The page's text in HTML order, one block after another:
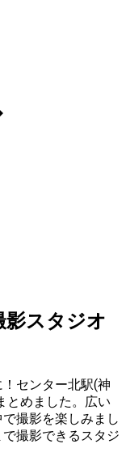
影スタジオ
センター北駅(神
とめました。広い
撮影を楽しみまし
撮影できるスタジ